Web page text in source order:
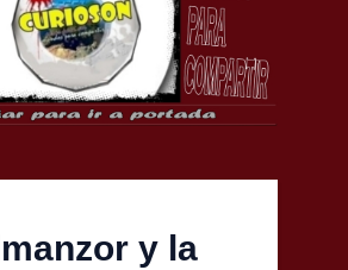
y la